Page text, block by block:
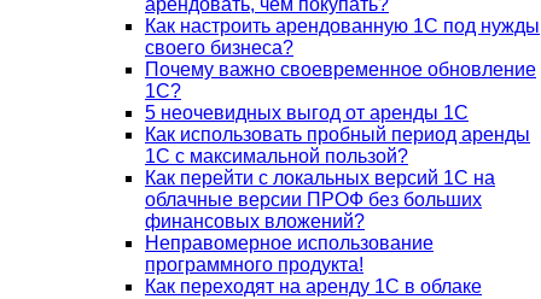
Как настроить арендованную 1С под нужды
своего бизнеса?
Почему важно своевременное обновление
1С?
5 неочевидных выгод от аренды 1С
Как использовать пробный период аренды
1С с максимальной пользой?
Как перейти с локальных версий 1С на
облачные версии ПРОФ без больших
финансовых вложений?
Неправомерное использование
программного продукта!
Как переходят на аренду 1С в облаке